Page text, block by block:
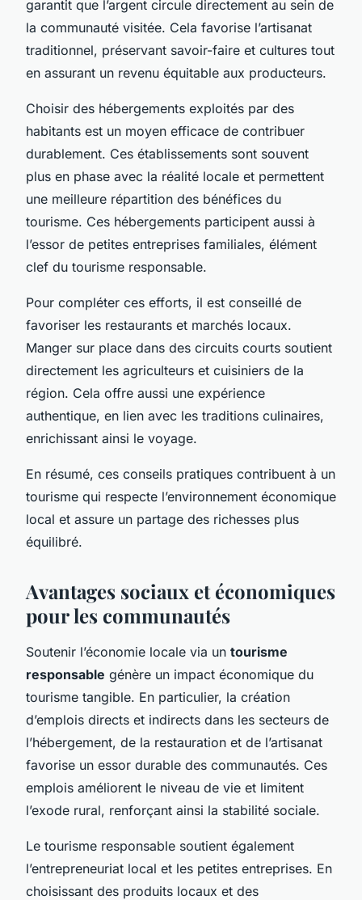
garantit que l’argent circule directement au sein de
la communauté visitée. Cela favorise l’artisanat
traditionnel, préservant savoir-faire et cultures tout
en assurant un revenu équitable aux producteurs.
Choisir des hébergements exploités par des
habitants est un moyen efficace de contribuer
durablement. Ces établissements sont souvent
plus en phase avec la réalité locale et permettent
une meilleure répartition des bénéfices du
tourisme. Ces hébergements participent aussi à
l’essor de petites entreprises familiales, élément
clef du tourisme responsable.
Pour compléter ces efforts, il est conseillé de
favoriser les restaurants et marchés locaux.
Manger sur place dans des circuits courts soutient
directement les agriculteurs et cuisiniers de la
région. Cela offre aussi une expérience
authentique, en lien avec les traditions culinaires,
enrichissant ainsi le voyage.
En résumé, ces conseils pratiques contribuent à un
tourisme qui respecte l’environnement économique
local et assure un partage des richesses plus
équilibré.
Avantages sociaux et économiques
pour les communautés
Soutenir l’économie locale via un tourisme
responsable génère un impact économique du
tourisme tangible. En particulier, la création
d’emplois directs et indirects dans les secteurs de
l’hébergement, de la restauration et de l’artisanat
favorise un essor durable des communautés. Ces
emplois améliorent le niveau de vie et limitent
l’exode rural, renforçant ainsi la stabilité sociale.
Le tourisme responsable soutient également
l’entrepreneuriat local et les petites entreprises. En
choisissant des produits locaux et des